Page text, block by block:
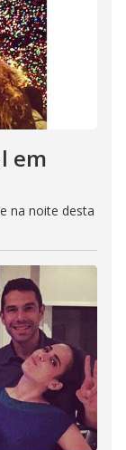
em
na noite desta